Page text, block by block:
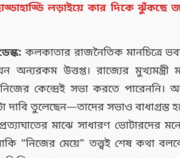
লড়াইয়ে কার দিকে
কলকাতার রাজনৈতিক মানচিত্রে
অন্যরকম উত্তপ্ত। রাজ্যের মুখ্যমন্ত্রী
কেন্দ্রেই সভা করতে পারেননি।
দাবি তুলেছেন—তাদের সভাও বাধাগ্রস্ত
মাঝে সাধারণ ভোটারদের
“নিজের মেয়ে” তত্ত্বই শেষ কথা